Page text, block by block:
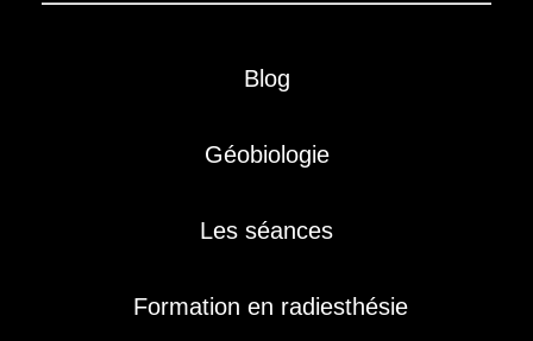
Blog
Géobiologie
Les séances
Formation en radiesthésie